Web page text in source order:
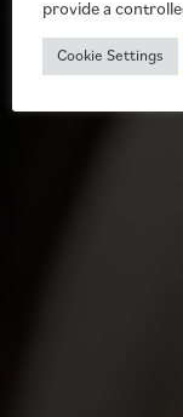
provide a
Cookie Settings